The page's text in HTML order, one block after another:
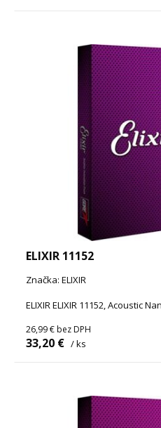
ELIXIR 11152
Značka: ELIXIR
ELIXIR ELIXIR 11152, Acoustic
26,99 € bez DPH
33,20 € / ks